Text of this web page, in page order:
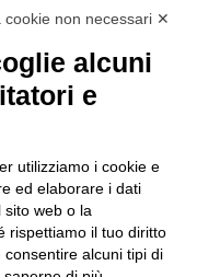
cookie non necessari ✕
alcuni
e
utilizziamo i cookie e
ed elaborare i dati
sito web o la
rispettiamo il tuo diritto
alcuni tipi di